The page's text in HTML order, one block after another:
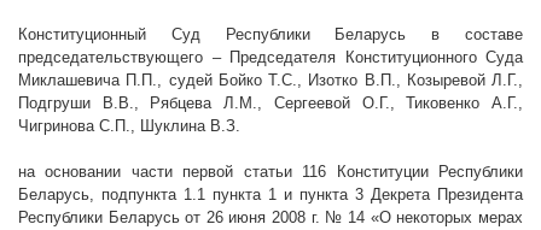
Конституционный Суд Республики Беларусь в составе
председательствующего – Председателя Конституционного Суда
Миклашевича П.П., судей Бойко Т.С., Изотко В.П., Козыревой Л.Г.,
Подгруши В.В., Рябцева Л.М., Сергеевой О.Г., Тиковенко А.Г.,
Чигринова С.П., Шуклина В.З.
на основании части первой статьи 116 Конституции Республики
Беларусь, подпункта 1.1 пункта 1 и пункта 3 Декрета Президента
Республики Беларусь от 26 июня 2008 г. № 14 «О некоторых мерах